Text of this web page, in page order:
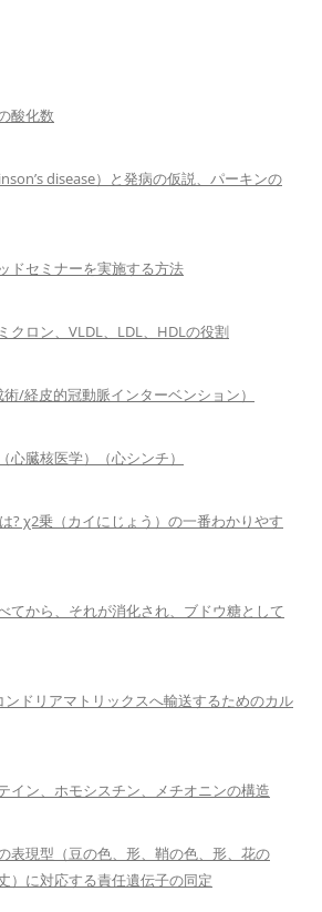
酸化数
disease）と発病の仮説、パーキンの
ドセミナーを実施する方法
クロン、VLDL、LDL、HDLの役割
/経皮的冠動脈インターベンション）
心臓核医学）（心シンチ）
? χ2乗（カイにじょう）の一番わかりやす
てから、それが消化され、ブドウ糖として
ドリアマトリックスへ輸送するためのカル
イン、ホモシスチン、メチオニンの構造
表現型（豆の色、形、鞘の色、形、花の
）に対応する責任遺伝子の同定